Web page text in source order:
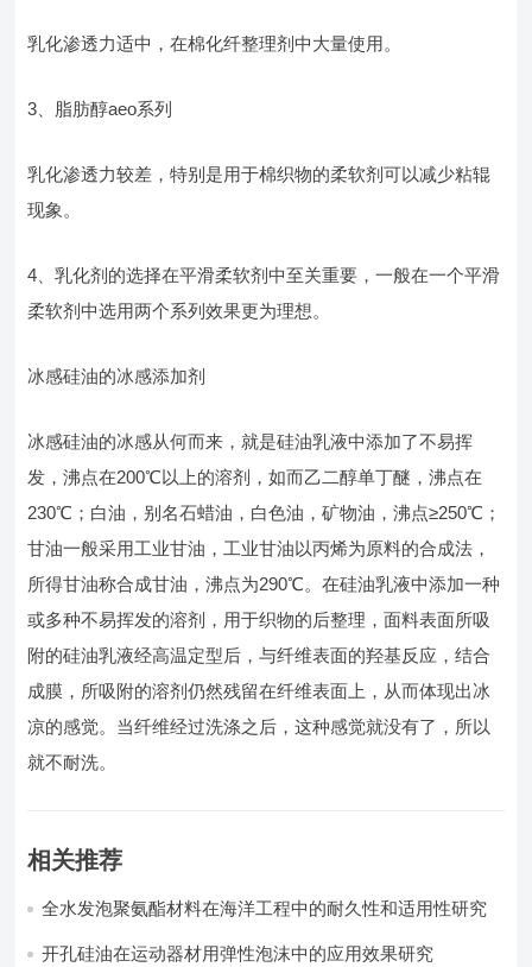
乳化渗透力适中，在棉化纤整理剂中大量使用。
3、脂肪醇aeo系列
乳化渗透力较差，特别是用于棉织物的柔软剂可以减少粘辊
现象。
4、乳化剂的选择在平滑柔软剂中至关重要，一般在一个平滑
柔软剂中选用两个系列效果更为理想。
冰感硅油的冰感添加剂
冰感硅油的冰感从何而来，就是硅油乳液中添加了不易挥
发，沸点在200℃以上的溶剂，如而乙二醇单丁醚，沸点在
230℃；白油，别名石蜡油，白色油，矿物油，沸点≥250℃；
甘油一般采用工业甘油，工业甘油以丙烯为原料的合成法，
所得甘油称合成甘油，沸点为290℃。在硅油乳液中添加一种
或多种不易挥发的溶剂，用于织物的后整理，面料表面所吸
附的硅油乳液经高温定型后，与纤维表面的羟基反应，结合
成膜，所吸附的溶剂仍然残留在纤维表面上，从而体现出冰
凉的感觉。当纤维经过洗涤之后，这种感觉就没有了，所以
就不耐洗。
相关推荐
全水发泡聚氨酯材料在海洋工程中的耐久性和适用性研究
开孔硅油在运动器材用弹性泡沫中的应用效果研究